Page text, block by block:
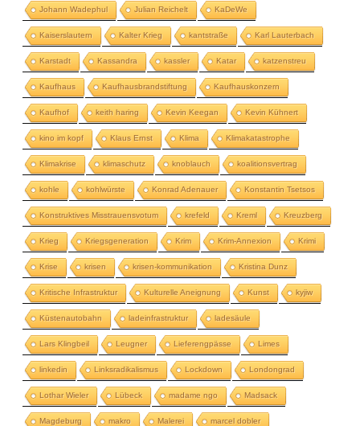
Johann Wadephul Julian Reichelt KaDeWe
Kaiserslautern Kalter Krieg kantstraße Karl Lauterbach
Karstadt Kassandra kassler Katar katzenstreu
Kaufhaus Kaufhausbrandstiftung Kaufhauskonzern
Kaufhof keith haring Kevin Keegan Kevin Kühnert
kino im kopf Klaus Ernst Klima Klimakatastrophe
Klimakrise klimaschutz knoblauch koalitionsvertrag
kohle kohlwürste Konrad Adenauer Konstantin Tsetsos
Konstruktives Misstrauensvotum krefeld Kreml Kreuzberg
Krieg Kriegsgeneration Krim Krim-Annexion Krimi
Krise krisen krisen-kommunikation Kristina Dunz
Kritische Infrastruktur Kulturelle Aneignung Kunst kyjiw
Küstenautobahn ladeinfrastruktur ladesäule
Lars Klingbeil Leugner Lieferengpässe Limes
linkedin Linksradikalismus Lockdown Londongrad
Lothar Wieler Lübeck madame ngo Madsack
Magdeburg makro Malerei marcel dobler